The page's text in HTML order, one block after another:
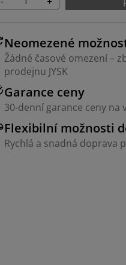
Neomezené
Žádné časové omezení –
prodejnu JYSK
Garance ceny
30-denní garance ceny na
Flexibilní možnosti
Rychlá a snadná doprava